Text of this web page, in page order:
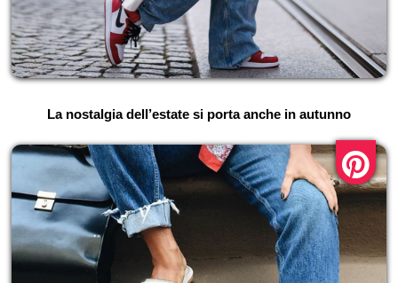
La nostalgia dell’estate si porta anche in autunno